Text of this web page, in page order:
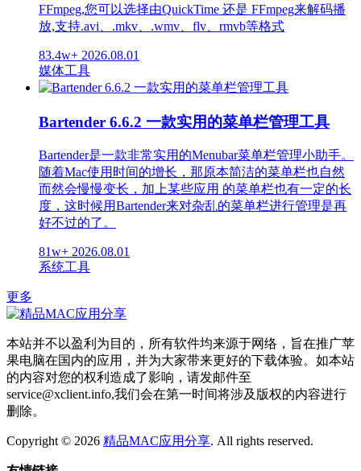
FFmpeg,您可以选择由QuickTime 还是 FFmpeg来解码播
放,支持.avi、.mkv、.wmv、flv、rmvb等格式
83.4w+ 2026.08.01
媒体工具
Bartender 6.6.2 一款实用的菜单栏管理工具
Bartender是一款非常实用的Menubar菜单栏管理小助手。
随着Mac使用时间的增长，那原本简洁的菜单栏也自然
而然会慢慢变长，加上某些应用 的菜单栏也有一定的长
度，这时候用Bartender来对杂乱的菜单栏进行管理是再
好不过的了。
81w+ 2026.08.01
系统工具
更多
本站并不以盈利为目的，所有软件均来源于网络，旨在推广苹
果电脑在国内的应用，并为大家带来更好的下载体验。如本站
的内容对您的权利造成了影响，请发邮件至
service@xclient.info,我们会在第一时间将涉及版权的内容进行
删除。
Copyright © 2026 精品MAC应用分享. All rights reserved.